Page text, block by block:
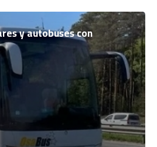
y autobuses con